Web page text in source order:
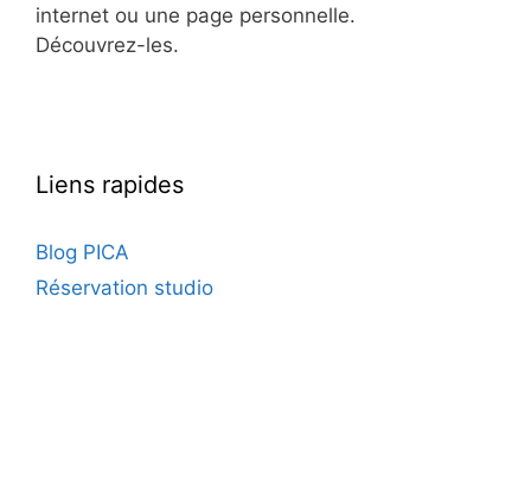
internet ou une page personnelle.
Découvrez-les.
Liens rapides
Blog PICA
Réservation studio